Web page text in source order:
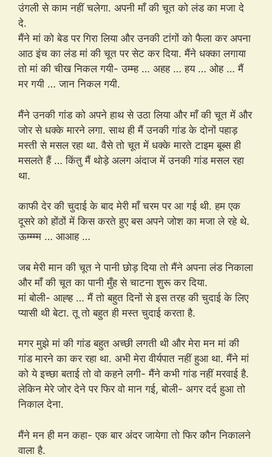
उंगली से काम नहीं चलेगा. अपनी माँ की चूत को लंड का मजा दे
दे.
मैंने मां को बेड पर गिरा लिया और उनकी टांगों को फैला कर अपना
आठ इंच का लंड मां की चूत पर सेट कर दिया. मैंने धक्का लगाया
तो मां की चीख निकल गयी- उम्म्ह … अहह … हय … ओह … मैं
मर गयी … जान निकल गयी.
मैंने उनकी गांड को अपने हाथ से उठा लिया और माँ की चूत में और
जोर से धक्के मारने लगा. साथ ही मैं उनकी गांड के दोनों पहाड़
मस्ती से मसल रहा था. वैसे तो चूत में धक्के मारते टाइम बूब्स ही
मसलते हैं … किंतु मैं थोड़े अलग अंदाज में उनकी गांड मसल रहा
था.
काफी देर की चुदाई के बाद मेरी माँ चरम पर आ गई थी. हम एक
दूसरे को होंठों में किस करते हुए बस अपने जोश का मजा ले रहे थे.
ऊम्म्म्म … आआह …
जब मेरी मान की चूत ने पानी छोड़ दिया तो मैंने अपना लंड निकाला
और माँ की चूत का पानी मुँह से चाटना शुरू कर दिया.
मां बोली- आह्ह … मैं तो बहुत दिनों से इस तरह की चुदाई के लिए
प्यासी थी बेटा. तू तो बहुत ही मस्त चुदाई करता है.
मगर मुझे मां की गांड बहुत अच्छी लगती थी और मेरा मन मां की
गांड मारने का कर रहा था. अभी मेरा वीर्यपात नहीं हुआ था. मैंने मां
को ये इच्छा बताई तो वो कहने लगी- मैंने कभी गांड नहीं मरवाई है.
लेकिन मेरे जोर देने पर फिर वो मान गई, बोली- अगर दर्द हुआ तो
निकाल देना.
मैंने मन ही मन कहा- एक बार अंदर जायेगा तो फिर कौन निकालने
वाला है.